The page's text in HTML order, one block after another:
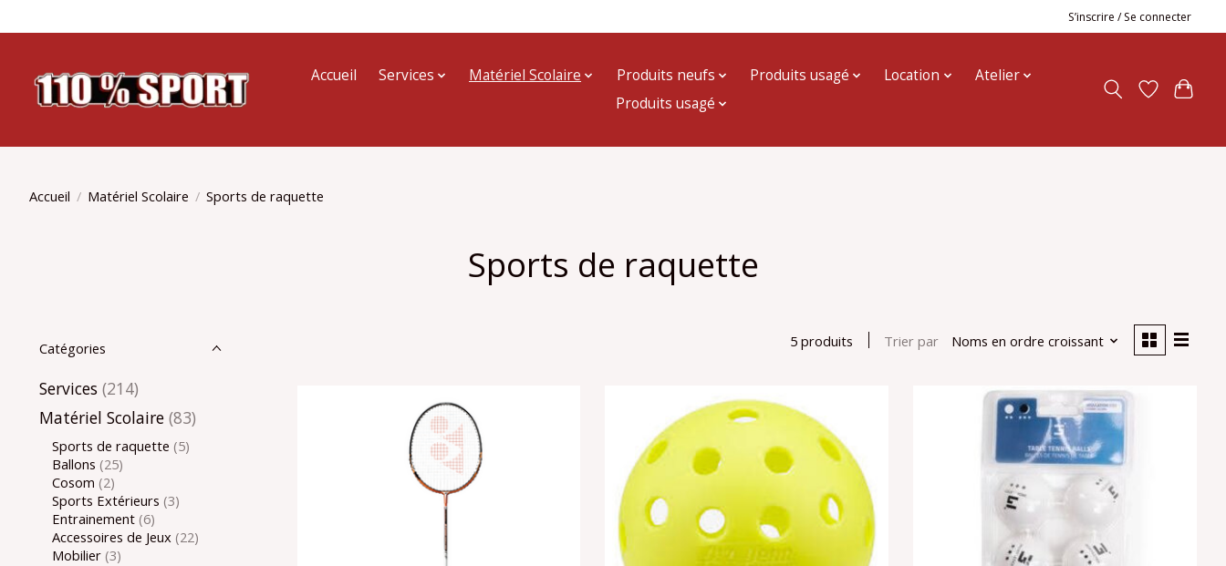
S’inscrire / Se connecter
Accueil Services Matériel Scolaire Produits neufs Produits usagé Location
Atelier
Produits usagé
Accueil / Matériel Scolaire / Sports de raquette
Sports de raquette
Catégories
Services (214)
Matériel Scolaire (83)
Sports de raquette (5)
Ballons (25)
Cosom (2)
Sports Extérieurs (3)
Entrainement (6)
Accessoires de Jeux (22)
Mobilier (3)
5 produits Trier par Noms en ordre croissant